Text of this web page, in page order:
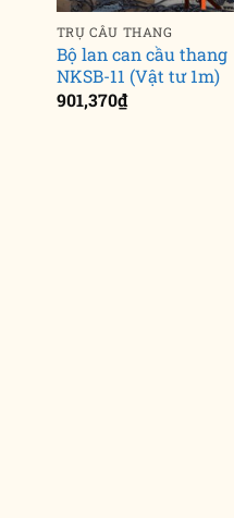
TRỤ CẦU THANG
Bộ lan can cầu thang
NKSB-11 (Vật tư 1m)
901,370₫